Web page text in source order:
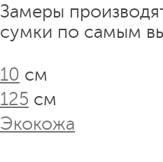
Замеры
сумки по самым
10 см
125 см
Экокожа